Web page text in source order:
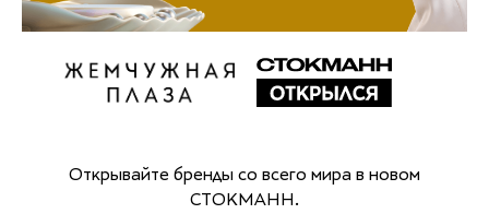
Открывайте бренды со всего мира в новом
СТОКМАНН.